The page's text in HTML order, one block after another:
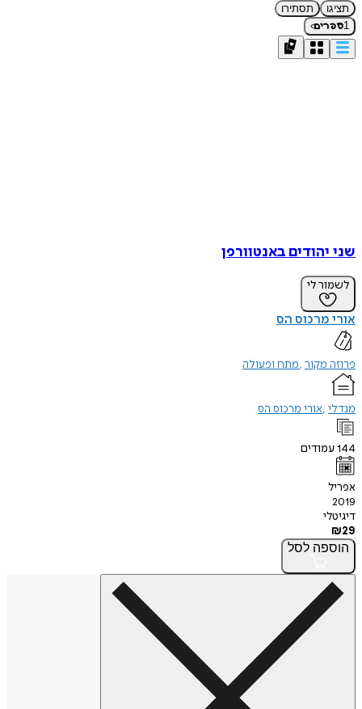
תציגו
תסתירו
1ספרים›
שני יהודים באנטוורפן
לשמור לי
אורי מרכוס הס
פרוזה מקור מתח ופעולה
מנדלי אורי מרכוס הס
144עמודים
אפריל
2019
דיגיטלי
₪29
הוספה לסל